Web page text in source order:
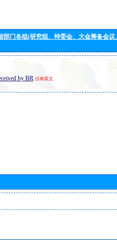
部门各组(研究组、特委会、大会筹备会
by BR 仅有英文